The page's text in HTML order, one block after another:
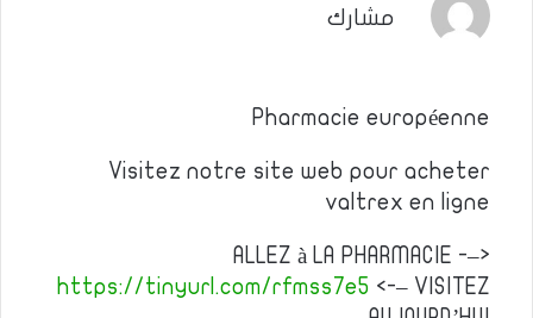
مشارك
Pharmacie européenne
Visitez notre site web pour acheter
valtrex en ligne
ALLEZ à LA PHARMACIE -–>
https://tinyurl.com/rfmss7e5 <-– VISITEZ